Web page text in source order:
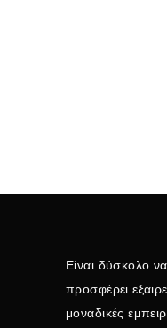
Είναι δύσκολο
προσφέρει
μοναδικές